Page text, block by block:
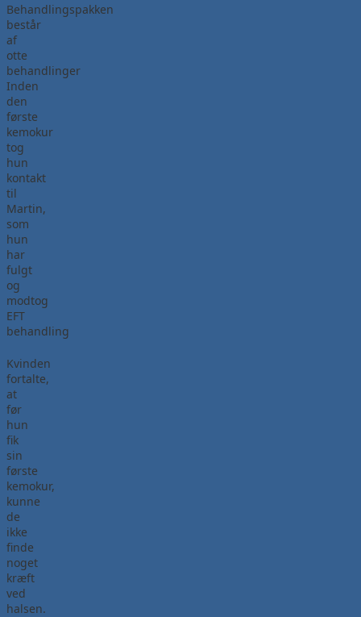
Behandlingspakken
består
af
otte
behandlinger
Inden
den
første
kemokur
tog
hun
kontakt
til
Martin,
som
hun
har
fulgt
og
modtog
EFT
behandling
Kvinden
fortalte,
at
før
hun
fik
sin
første
kemokur,
kunne
de
ikke
finde
noget
kræft
ved
halsen.